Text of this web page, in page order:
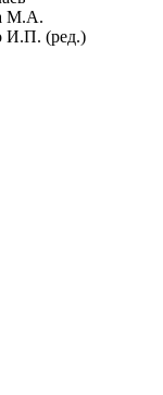
М.А.
И.П. (ред.)